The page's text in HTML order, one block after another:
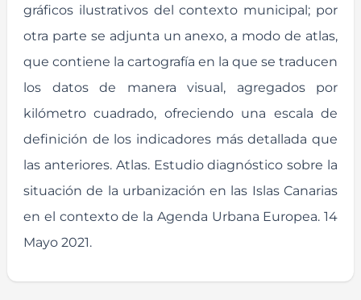
gráficos ilustrativos del contexto municipal; por
otra parte se adjunta un anexo, a modo de atlas,
que contiene la cartografía en la que se traducen
los datos de manera visual, agregados por
kilómetro cuadrado, ofreciendo una escala de
definición de los indicadores más detallada que
las anteriores. Atlas. Estudio diagnóstico sobre la
situación de la urbanización en las Islas Canarias
en el contexto de la Agenda Urbana Europea. 14
Mayo 2021.